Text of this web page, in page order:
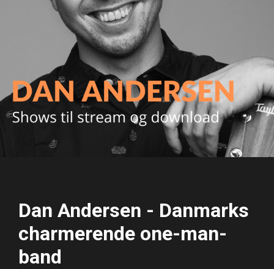
Dan Andersen - Danmarks
charmerende one-man-
band